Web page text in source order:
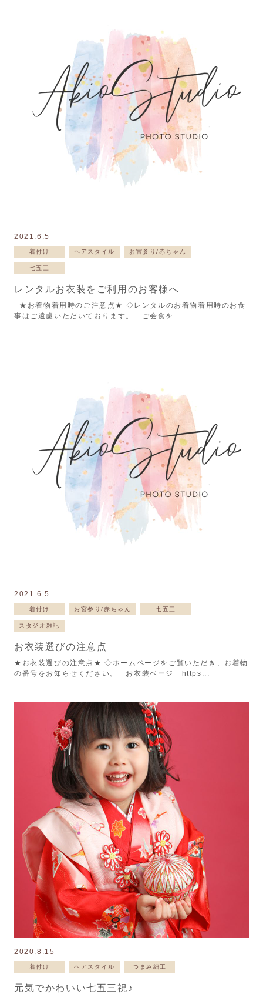
2021.6.5
着付け ヘアスタイル お宮参り/赤ちゃん
七五三
レンタルお衣装をご利用のお客様へ
★お着物着用時のご注意点★ ◇レンタルのお着物着用時のお食
事はご遠慮いただいております。 ご会食を...
2021.6.5
着付け お宮参り/赤ちゃん 七五三
スタジオ雑記
お衣装選びの注意点
★お衣装選びの注意点★ ◇ホームページをご覧いただき、お着物
の番号をお知らせください。 お衣装ページ https...
2020.8.15
着付け ヘアスタイル つまみ細工
元気でかわいい七五三祝♪